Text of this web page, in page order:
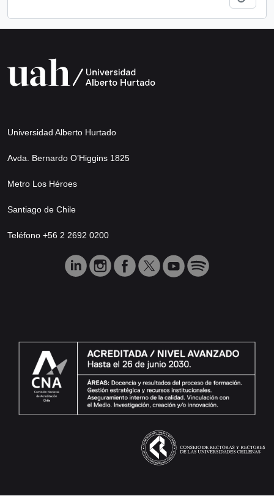
Universidad Alberto Hurtado
Avda. Bernardo O’Higgins 1825
Metro Los Héroes
Santiago de Chile
Teléfono +56 2 2692 0200